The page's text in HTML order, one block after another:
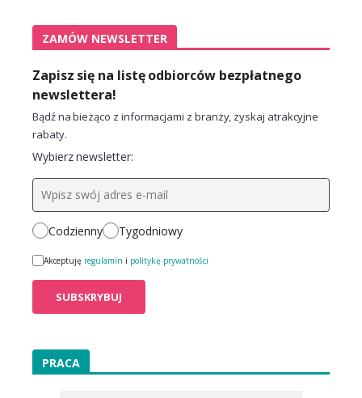
ZAMÓW NEWSLETTER
Zapisz się na listę odbiorców bezpłatnego
newslettera!
Bądź na bieżąco z informacjami z branży, zyskaj atrakcyjne
rabaty.
Wybierz newsletter:
Codzienny Tygodniowy
Akceptuję regulamin i politykę prywatności
PRACA